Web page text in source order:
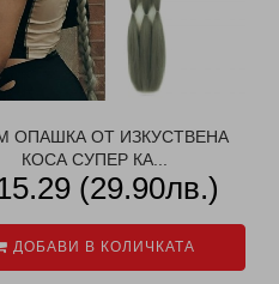
ОПАШКА ОТ ИЗКУСТВЕНА
КОСА СУПЕР КА...
(29.90лв.)
ДОБАВИ В КОЛИЧКАТА